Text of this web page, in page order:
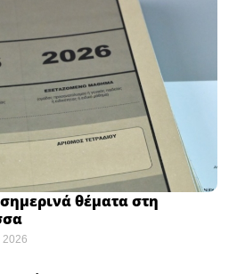
θέματα στη
2026